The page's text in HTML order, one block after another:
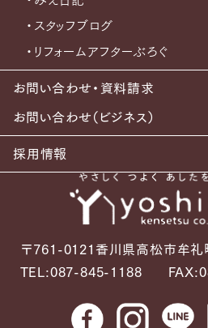
・スタッフブログ
・リフォームアフターぶろぐ
お問い合わせ・資料請求
お問い合わせ（ビジネス）
採用情報
〒761-0121香川県高松市牟
TEL:087-845-1188